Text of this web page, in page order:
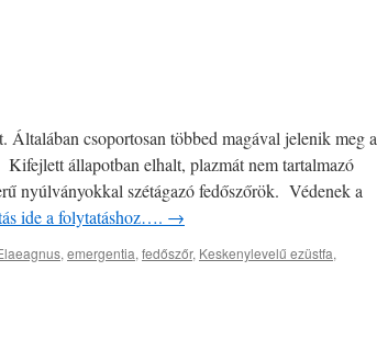
Általában csoportosan többed magával jelenik meg a
állapotban elhalt, plazmát nem tartalmazó
nyúlványokkal szétágazó fedőszőrök. Védenek a
ide a folytatáshoz…. →
, emergentia, fedőszőr, Keskenylevelű ezüstfa,